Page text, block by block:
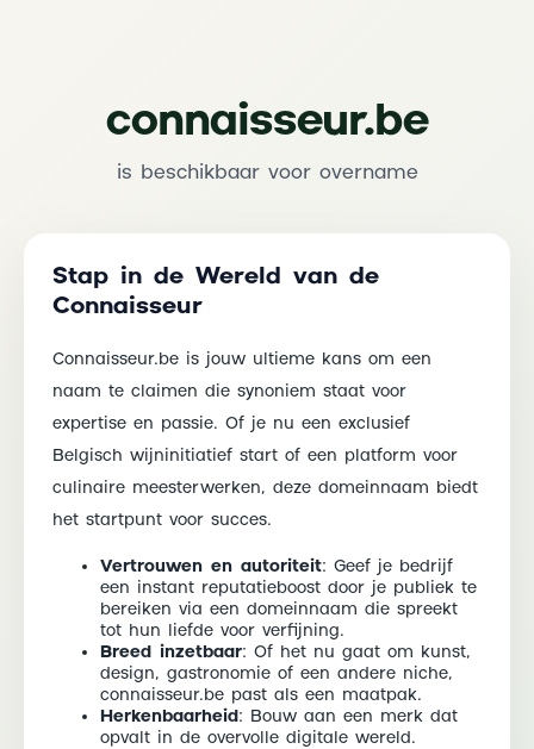
connaisseur.be
is beschikbaar voor overname
Stap in de Wereld van de
Connaisseur
Connaisseur.be is jouw ultieme kans om een
naam te claimen die synoniem staat voor
expertise en passie. Of je nu een exclusief
Belgisch wijninitiatief start of een platform voor
culinaire meesterwerken, deze domeinnaam biedt
het startpunt voor succes.
Vertrouwen en autoriteit: Geef je bedrijf
een instant reputatieboost door je publiek te
bereiken via een domeinnaam die spreekt
tot hun liefde voor verfijning.
Breed inzetbaar: Of het nu gaat om kunst,
design, gastronomie of een andere niche,
connaisseur.be past als een maatpak.
Herkenbaarheid: Bouw aan een merk dat
opvalt in de overvolle digitale wereld.